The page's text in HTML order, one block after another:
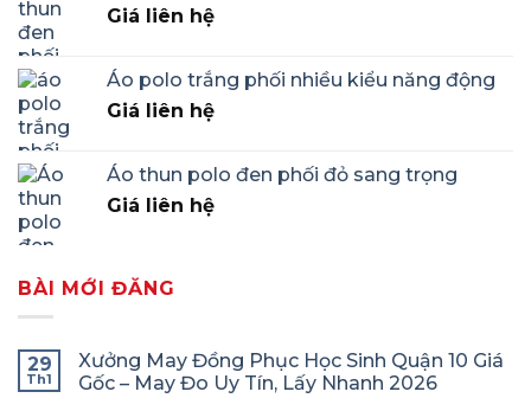
Giá liên hệ
Áo polo trắng phối nhiều kiểu năng động
Giá liên hệ
Áo thun polo đen phối đỏ sang trọng
Giá liên hệ
BÀI MỚI ĐĂNG
29
Th1
Xưởng May Đồng Phục Học Sinh Quận 10 Giá
Gốc – May Đo Uy Tín, Lấy Nhanh 2026